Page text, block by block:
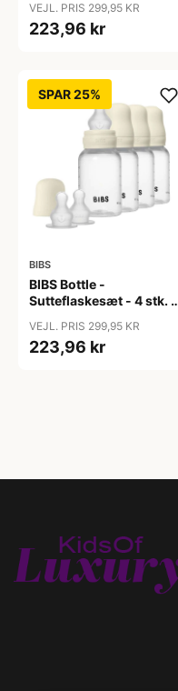
150ml - Ivory
VEJL. PRIS 299,95 KR
223,96 kr
SPAR 25%
BIBS
BIBS Bottle -
Sutteflaskesæt - 4 stk. -
- Ivory
VEJL. PRIS 299,95 KR
223,96 kr